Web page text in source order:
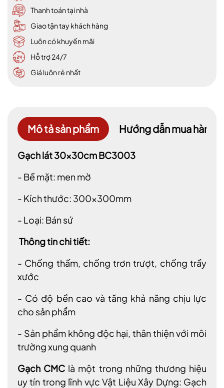
Thanh toán tại nhà
Giao tận tay khách hàng
Luôn có khuyến mãi
Hỗ trợ 24/7
Giá luôn rẻ nhất
Mô tả sản phẩm Hướng dẫn mua hàng
Gạch lát 30x30cm BC3003
- Bề mặt: men mờ
- Kích thước: 300x300mm
- Loại: Bán sứ
Thông tin chi tiết:
- Chống thấm, chống trơn trượt, chống trầy
xước
- Có độ bền cao và tăng khả năng chịu lực
cho sản phẩm
- Sản phẩm không độc hại, thân thiện với môi
trường xung quanh
Gạch CMC là một trong những thương hiệu
uy tín trong lĩnh vực Vật Liệu Xây Dựng: Gạch